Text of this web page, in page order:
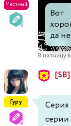
Местный
да
В пятницу
Гуру
[SB]
Серия
серии